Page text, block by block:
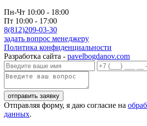
Пн-Чт 10:00 - 18:00
Пт 10:00 - 17:00
8(812)209-03-30
задать вопрос менеджеру
Политика конфиденциальности
Разработка сайта - pavelbogdanov.com
Отправляя форму, я даю согласие на
данных.